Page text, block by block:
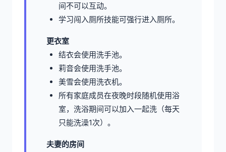
间不可以互动。
学习闯入厕所技能可强行进入厕所。
更衣室
结衣会使用洗手池。
莉音会使用洗手池。
美雪会使用洗衣机。
所有家庭成员在夜晚时段随机使用浴
室，洗浴期间可以加入一起洗（每天
只能洗澡1次）。
夫妻的房间